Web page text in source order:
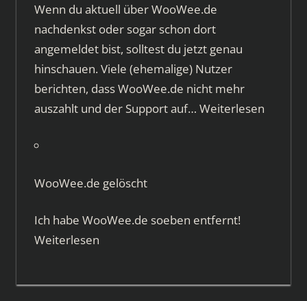
Wenn du aktuell über WooWee.de
nachdenkst oder sogar schon dort
angemeldet bist, solltest du jetzt genau
hinschauen. Viele (ehemalige) Nutzer
berichten, dass WooWee.de nicht mehr
auszahlt und der Support auf… Weiterlesen
WooWee.de gelöscht
Ich habe WooWee.de soeben entfernt!
Weiterlesen